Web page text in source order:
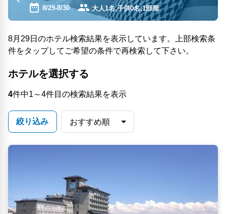
8/29-8/30 大人1名,子供0名,1部屋
8月29日のホテル検索結果を表示しています。上部検索条
件をタップしてご希望の条件で再検索して下さい。
ホテルを選択する
4件中1～4件目の検索結果を表示
絞り込み